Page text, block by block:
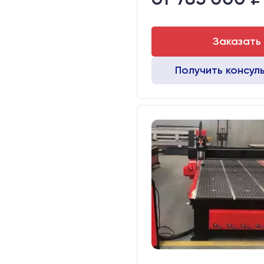
Двигатели:
Заказать
Получить